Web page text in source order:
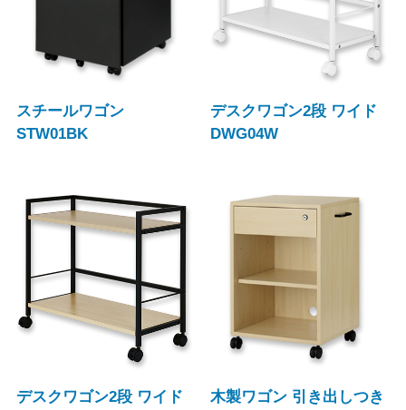
スチールワゴン
STW01BK
デスクワゴン2段 ワイド
DWG04W
デスクワゴン2段 ワイド
木製ワゴン 引き出しつき